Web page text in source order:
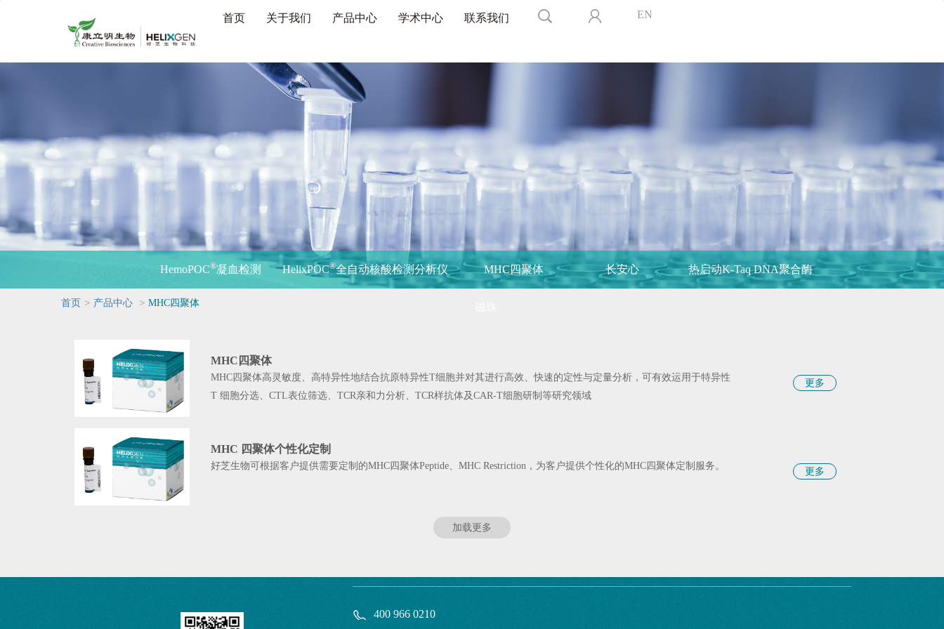
首页 关于我们 产品中心 学术中心 联系我们 EN
HemoPOC®凝血检测 HelixPOC®全自动核酸检测分析仪 MHC四聚体 长安心 热启动K-Taq DNA聚合酶
首页 > 产品中心 > MHC四聚体
MHC四聚体
MHC四聚体高灵敏度、高特异性地结合抗原特异性T细胞并对其进行高效、快速的定性与定量分析，可有效运用于特异性
T 细胞分选、CTL表位筛选、TCR亲和力分析、TCR样抗体及CAR-T细胞研制等研究领域
更多
MHC 四聚体个性化定制
好芝生物可根据客户提供需要定制的MHC四聚体Peptide、MHC Restriction，为客户提供个性化的MHC四聚体定制服务。
更多
加载更多
400 966 0210